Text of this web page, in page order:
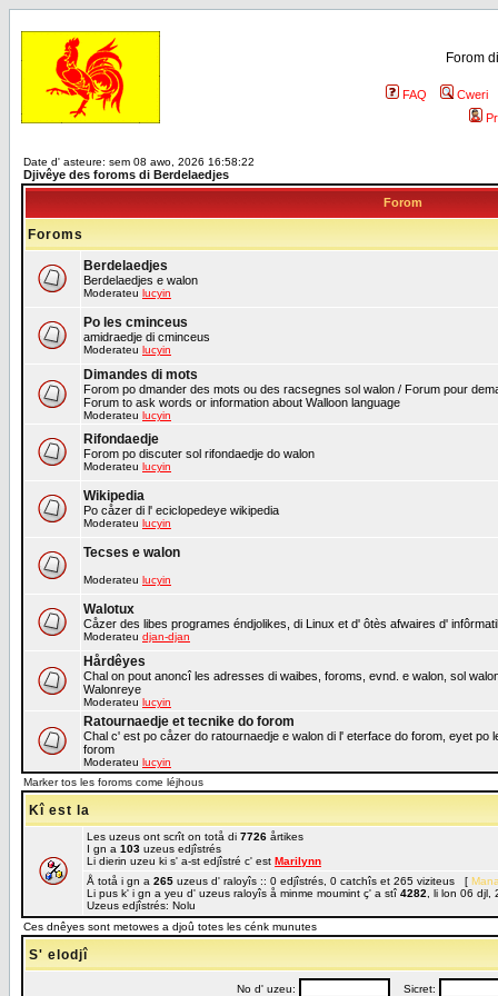
Forom
FAQ
Cweri
Date d' asteure: sem 08 awo, 2026 16:58:22
Djivêye des foroms di Berdelaedjes
Forom
Foroms
Berdelaedjes
Berdelaedjes e walon
Moderateu lucyin
Po les cminceus
amidraedje di cminceus
Moderateu lucyin
Dimandes di mots
Forom po dmander des mots ou des racsegnes sol walon / Forum pour
Forum to ask words or information about Walloon language
Moderateu lucyin
Rifondaedje
Forom po discuter sol rifondaedje do walon
Moderateu lucyin
Wikipedia
Po cåzer di l' eciclopedeye wikipedia
Moderateu lucyin
Tecses e walon
Moderateu lucyin
Walotux
Cåzer des libes programes éndjolikes, di Linux et d' ôtès afwaires d'
Moderateu djan-djan
Hårdêyes
Chal on pout anoncî les adresses di waibes, foroms, evnd. e walon, sol
Walonreye
Moderateu lucyin
Ratournaedje et tecnike do forom
Chal c' est po cåzer do ratournaedje e walon di l' eterface do forom, eyet
forom
Moderateu lucyin
Marker tos les foroms come léjhous
Kî est la
Les uzeus ont scrît on totå di 7726 årtikes
I gn a 103 uzeus edjîstrés
Li dierin uzeu ki s' a-st edjîstré c' est Marilynn
Å totå i gn a 265 uzeus d' raloyîs :: 0 edjîstrés, 0 catchîs et 265 viziteus [
Li pus k' i gn a yeu d' uzeus raloyîs å minme moumint ç' a stî 4282 , li lon 06
Uzeus edjîstrés: Nolu
Ces dnêyes sont metowes a djoû totes les cénk munutes
S' elodjî
No d' uzeu: Sicret: